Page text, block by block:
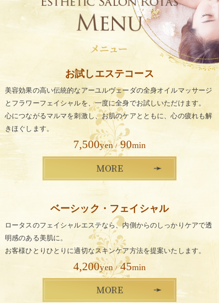
お試しエステコース
美容効果の高い伝統的なアーユルヴェーダの全身オイルマッサージ
とフラワーフェイシャルを、一度に全身でお試しいただけます。
心につながるマルマを刺激し、お肌のケアとともに、心の疲れも解
きほぐします。
7,500yen/ 90min
ベーシック・フェイシャル
ロータスのフェイシャルエステなら、内側からのしっかりケアで透
明感のある美肌に。
お客様ひとりひとりに適切なスキンケア方法を提案いたします。
4,200yen/ 45min